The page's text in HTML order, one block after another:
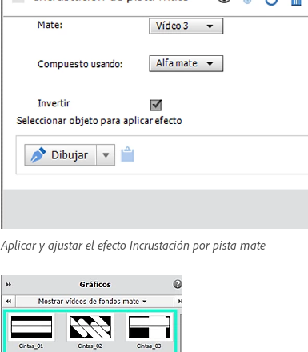
Aplicar y ajustar el efecto Incrustación por pista mate